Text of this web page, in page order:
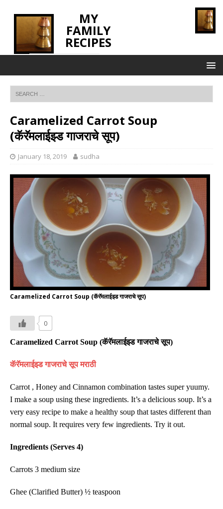
MY
FAMILY
RECIPES
Caramelized Carrot Soup
(कॅरॅमलाईझ्ड गाजराचे सूप)
January 18, 2019 sudha
Caramelized Carrot Soup (कॅरॅमलाईझ्ड गाजराचे सूप)
0
Caramelized Carrot Soup (कॅरॅमलाईझ्ड गाजराचे सूप)
कॅरॅमलाईझ्ड गाजराचे सूप मराठी
Carrot , Honey and Cinnamon combination tastes super yuumy.
I make a soup using these ingredients. It’s a delicious soup. It’s a
very easy recipe to make a healthy soup that tastes different than
normal soup. It requires very few ingredients. Try it out.
Ingredients (Serves 4)
Carrots 3 medium size
Ghee (Clarified Butter) ½ teaspoon